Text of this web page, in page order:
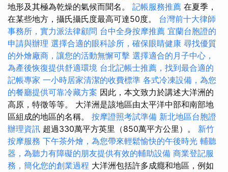
地形及其極為乾燥的氣候而聞名。 記帳服務推薦 在夏季，
在某些地方，攝氏攝氏度最高可達50度。 台灣前十大律師
事務所，實力派法律顧問 台中全身按摩推薦 宜蘭台胞證的
申請與辦理 選擇合適的眼科診所，確保眼睛健康 尋找優質
的外燴廠商，讓您的活動無懈可擊 選擇適合的月子中心，
為產後恢復提供舒適環境 台北記帳士推薦，找到最合適的
記帳專家 一小時居家清潔的收費標準 各式冷凍設備，為您
的餐廳提供可靠冷藏方案 因此，本文致力於講述大洋洲的
高原，特徵等等。 大洋洲是該地區由太平洋中部和南部地
區組成的地區的名稱。 按摩證照考試準備 新北地區台胞證
辦理資訊 超過330萬平方英里（850萬平方公里）。 新竹
按摩服務 下午茶外燴，為您帶來輕鬆愉快的午後時光 輔聽
器，為聽力有障礙的朋友提供有效的輔助設備 商業登記服
務，簡化您的創業過程 大洋洲包括許多成癮和地區，例如